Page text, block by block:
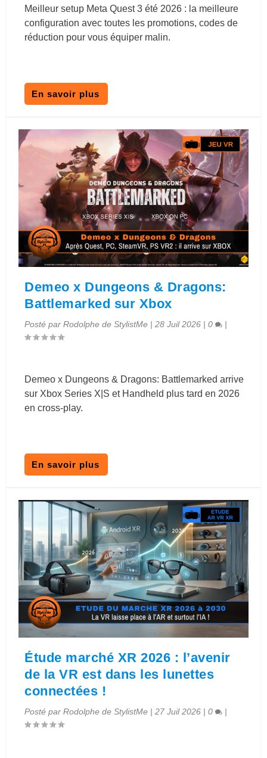
Meilleur setup Meta Quest 3 été 2026 : la meilleure
configuration avec toutes les promotions, codes de
réduction pour vous équiper malin.
En savoir plus
Demeo x Dungeons & Dragons:
Battlemarked sur Xbox
Posté parRodolphe de StylistMe |28 Juil 2026 |0 |
Demeo x Dungeons & Dragons: Battlemarked arrive
sur Xbox Series X|S et Handheld plus tard en 2026
en cross-play.
En savoir plus
Étude marché XR 2026 : l’avenir
de la VR est dans les lunettes
connectées !
Posté parRodolphe de StylistMe |27 Juil 2026 |0 |